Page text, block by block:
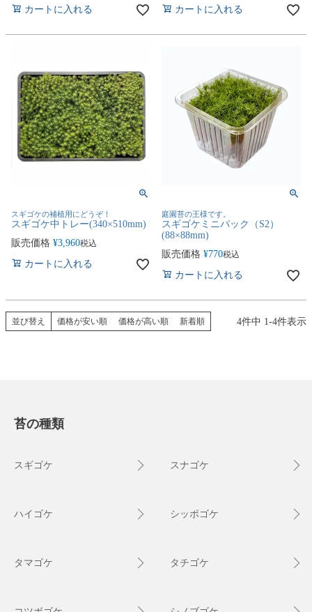
カートに入れる カートに入れる
スギゴケの補植用にどうぞ！
スギゴケ中トレー(340×510mm)
販売価格 ¥3,960税込
カートに入れる
庭園苔の王様です。
スギゴケミニパック（S2）
(88×88mm)
販売価格 ¥770税込
カートに入れる
並び替え 価格が安い順 価格が高い順 新着順 4件中 1-4件表示
苔の種類
スギゴケ スナゴケ
ハイゴケ シッポゴケ
タマゴケ タチゴケ